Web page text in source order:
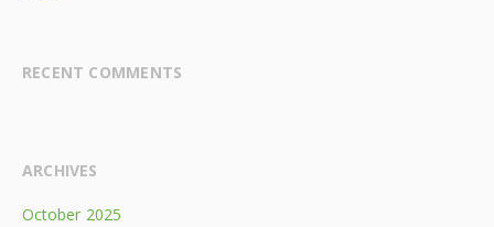
RECENT COMMENTS
ARCHIVES
October 2025